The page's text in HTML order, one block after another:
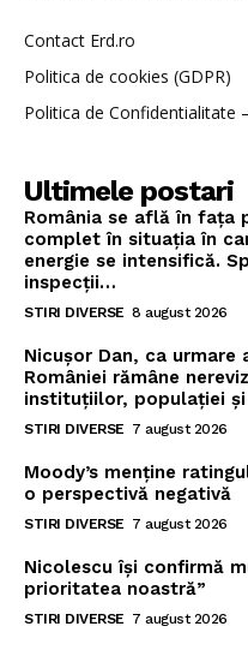
Contact Erd.ro
Politica de cookies (GDPR)
Politica de Confidentialitate
Ultimele postari
România se află în fața
complet în situația în
energie se intensifică.
inspecții…
STIRI DIVERSE 8 august 2026
Nicușor Dan, ca urmare
României rămâne
instituțiilor, populației
STIRI DIVERSE 7 august 2026
Moody’s menține
o perspectivă negativă
STIRI DIVERSE 7 august 2026
Nicolescu își confirmă
prioritatea noastră”
STIRI DIVERSE 7 august 2026